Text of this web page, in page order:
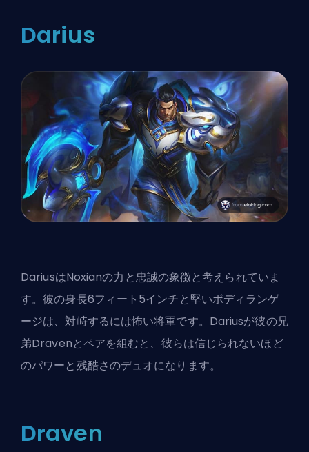
Darius
DariusはNoxianの力と忠誠の象徴と考えられていま
す。彼の身長6フィート5インチと堅いボディランゲ
ージは、対峙するには怖い将軍です。Dariusが彼の兄
弟Dravenとペアを組むと、彼らは信じられないほど
のパワーと残酷さのデュオになります。
Draven